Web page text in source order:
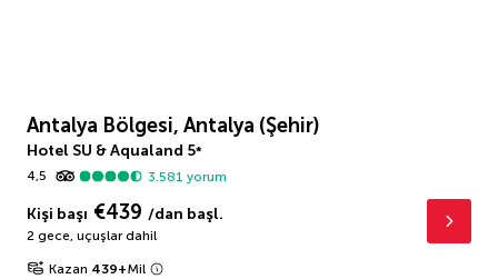
Antalya Bölgesi, Antalya (Şehir)
Hotel SU & Aqualand 5*
4,5
3.581 yorum
Kişi başı €439 /dan başl.
2 gece, uçuşlar dahil
Kazan 439+Mil